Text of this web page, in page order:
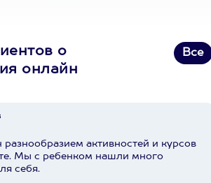
о
онлайн
Все
разнообразием активностей и курсов
Мы с ребенком нашли много
себя.